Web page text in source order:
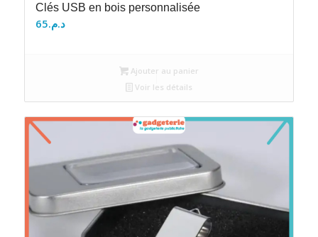
Clés USB en bois personnalisée
د.م.65
Ajouter au panier
Voir les détails